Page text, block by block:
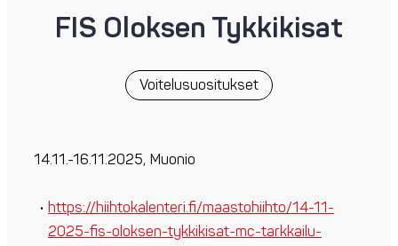
FIS Oloksen Tykkikisat
Voitelusuositukset
14.11.-16.11.2025, Muonio
https://hiihtokalenteri.fi/maastohiihto/14-11-
2025-fis-oloksen-tykkikisat-mc-tarkkailu-